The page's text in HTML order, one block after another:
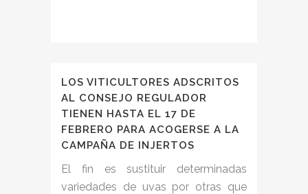
LOS VITICULTORES ADSCRITOS
AL CONSEJO REGULADOR
TIENEN HASTA EL 17 DE
FEBRERO PARA ACOGERSE A LA
CAMPAÑA DE INJERTOS
El fin es sustituir determinadas
variedades de uvas por otras que